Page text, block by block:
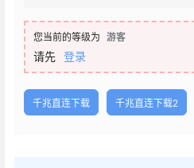
您当前的等级为 游客
请先 登录
千兆直连下载 千兆直连下载2